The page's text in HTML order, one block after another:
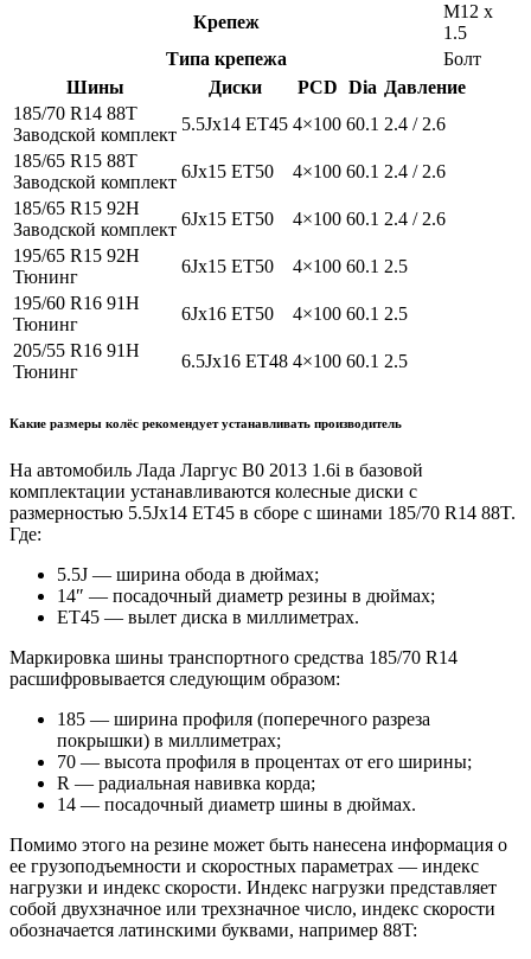
Крепеж
M12 x
1.5
Типа крепежа
Болт
Шины
Диски PCD Dia Давление
185/70 R14 88T
Заводской комплект
5.5Jx14 ET45 4×100 60.1 2.4 / 2.6
185/65 R15 88T
Заводской комплект
6Jx15 ET50 4×100 60.1 2.4 / 2.6
185/65 R15 92H
Заводской комплект
6Jx15 ET50 4×100 60.1 2.4 / 2.6
195/65 R15 92H
Тюнинг
6Jx15 ET50 4×100 60.1 2.5
195/60 R16 91H
Тюнинг
6Jx16 ET50 4×100 60.1 2.5
205/55 R16 91H
Тюнинг
6.5Jx16 ET48 4×100 60.1 2.5
Какие размеры колёс рекомендует устанавливать производитель
На автомобиль Лада Ларгус B0 2013 1.6i в базовой
комплектации устанавливаются колесные диски с
размерностью 5.5Jx14 ET45 в сборе с шинами 185/70 R14 88T.
Где:
5.5J — ширина обода в дюймах;
14″ — посадочный диаметр резины в дюймах;
ET45 — вылет диска в миллиметрах.
Маркировка шины транспортного средства 185/70 R14
расшифровывается следующим образом:
185 — ширина профиля (поперечного разреза
покрышки) в миллиметрах;
70 — высота профиля в процентах от его ширины;
R — радиальная навивка корда;
14 — посадочный диаметр шины в дюймах.
Помимо этого на резине может быть нанесена информация о
ее грузоподъемности и скоростных параметрах — индекс
нагрузки и индекс скорости. Индекс нагрузки представляет
собой двухзначное или трехзначное число, индекс скорости
обозначается латинскими буквами, например 88T: